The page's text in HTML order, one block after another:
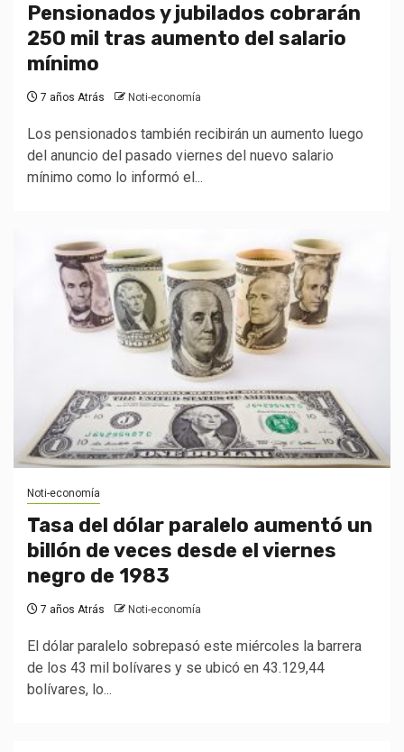
Pensionados y jubilados cobrarán
250 mil tras aumento del salario
mínimo
7 años Atrás Noti-economía
Los pensionados también recibirán un aumento luego
del anuncio del pasado viernes del nuevo salario
mínimo como lo informó el...
Noti-economía
Tasa del dólar paralelo aumentó un
billón de veces desde el viernes
negro de 1983
7 años Atrás Noti-economía
El dólar paralelo sobrepasó este miércoles la barrera
de los 43 mil bolívares y se ubicó en 43.129,44
bolívares, lo...